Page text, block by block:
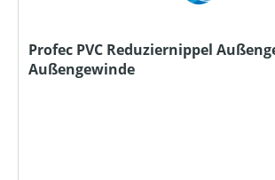
Profec PVC Reduziernippel
Außengewinde